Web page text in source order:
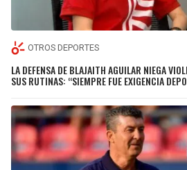
OTROS DEPORTES
LA DEFENSA DE BLAJAITH AGUILAR NIEGA
SUS RUTINAS: “SIEMPRE FUE EXIGENCIA